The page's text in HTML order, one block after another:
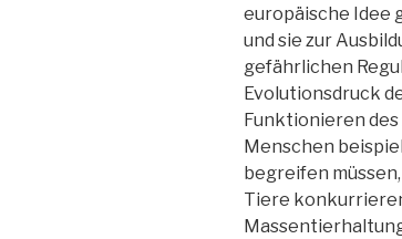
europäische Idee
und sie zur
gefährlichen
Evolutionsdruck
Funktionieren
Menschen
begreifen
Tiere